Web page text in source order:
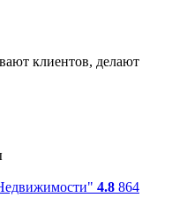
клиентов, делают
4.8 864